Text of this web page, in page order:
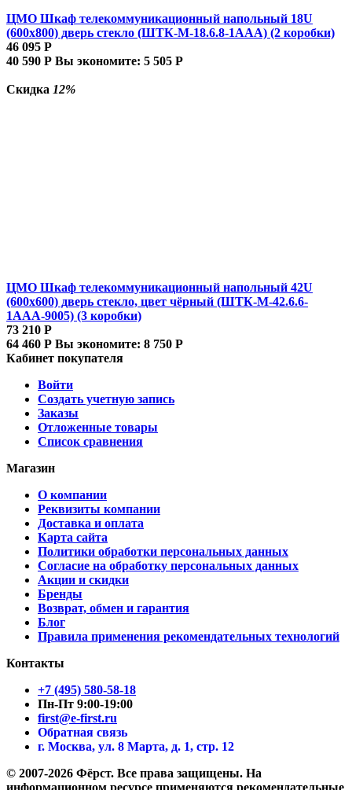
ЦМО Шкаф телекоммуникационный напольный 18U
(600x800) дверь стекло (ШТК-М-18.6.8-1AAA) (2 коробки)
46 095 Р
40 590 Р Вы экономите: 5 505 Р
Скидка 12%
ЦМО Шкаф телекоммуникационный напольный 42U
(600x600) дверь стекло, цвет чёрный (ШТК-М-42.6.6-
1ААА-9005) (3 коробки)
73 210 Р
64 460 Р Вы экономите: 8 750 Р
Кабинет покупателя
Войти
Создать учетную запись
Заказы
Отложенные товары
Список сравнения
Магазин
О компании
Реквизиты компании
Доставка и оплата
Карта сайта
Политики обработки персональных данных
Согласие на обработку персональных данных
Акции и скидки
Бренды
Возврат, обмен и гарантия
Блог
Правила применения рекомендательных технологий
Контакты
+7 (495) 580-58-18
Пн-Пт 9:00-19:00
first@e-first.ru
Обратная связь
г. Москва, ул. 8 Марта, д. 1, стр. 12
© 2007-2026 Фёрст. Все права защищены. На
информационном ресурсе применяются рекомендательные